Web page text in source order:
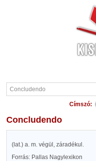
Címszó:
Concludendo
(lat.) a. m. végül, záradékul.
Forrás: Pallas Nagylexikon